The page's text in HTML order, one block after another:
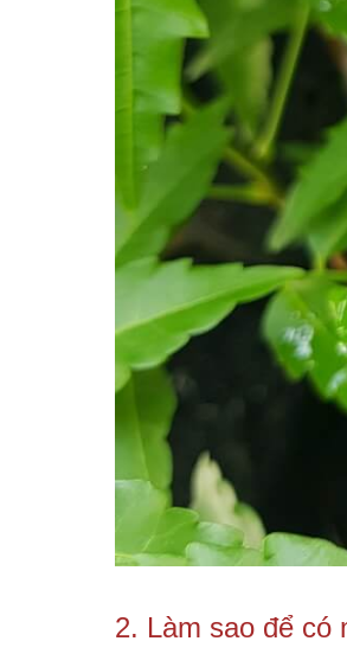
2. Làm sao để có